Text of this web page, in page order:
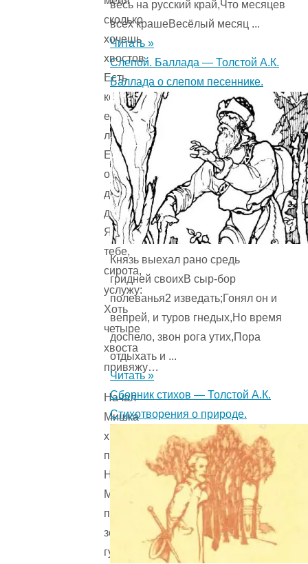
сколько
хочешь
хвостов.
Есть
козлиные,
есть
лошадиные,
Есть
ослиные,
длинные-
длинные.
Я
тебе,
сирота,
услужу:
Хоть
четыре
хвоста
привяжу…
Начал
Мишка
хвосты
примерять,
Начал
Мишка
перед
зеркалом
гулять:
весь на русский край,Что месяцев
всех крашеВесёлый месяц ...
Читать »
Слепой. Баллада — Толстой А.К.
Баллада о слепом песеннике.
Князь выехал рано средь
гридней своихВ сыр-бор
полеванья2 изведать;Гонял он и
вепрей, и туров гнедых,Но время
доспело, звон рога утих,Пора
отдыхать и ...
Читать »
Сборник стихов — Толстой А.К.
Стихотворения о природе.